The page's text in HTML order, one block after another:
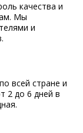
качества и
Мы
и
всей стране и
2 до 6 дней в